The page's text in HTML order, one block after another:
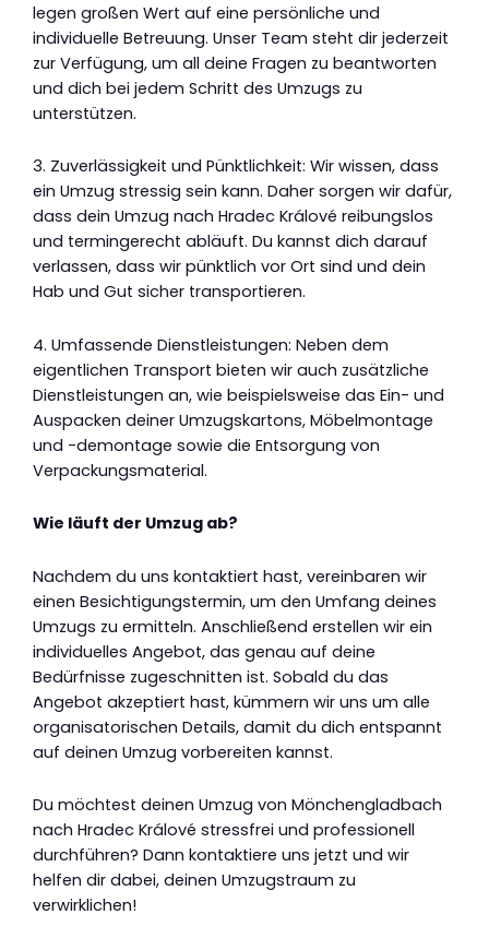
legen großen Wert auf eine persönliche und
individuelle Betreuung. Unser Team steht dir jederzeit
zur Verfügung, um all deine Fragen zu beantworten
und dich bei jedem Schritt des Umzugs zu
unterstützen.
3. Zuverlässigkeit und Pünktlichkeit: Wir wissen, dass
ein Umzug stressig sein kann. Daher sorgen wir dafür,
dass dein Umzug nach Hradec Králové reibungslos
und termingerecht abläuft. Du kannst dich darauf
verlassen, dass wir pünktlich vor Ort sind und dein
Hab und Gut sicher transportieren.
4. Umfassende Dienstleistungen: Neben dem
eigentlichen Transport bieten wir auch zusätzliche
Dienstleistungen an, wie beispielsweise das Ein- und
Auspacken deiner Umzugskartons, Möbelmontage
und -demontage sowie die Entsorgung von
Verpackungsmaterial.
Wie läuft der Umzug ab?
Nachdem du uns kontaktiert hast, vereinbaren wir
einen Besichtigungstermin, um den Umfang deines
Umzugs zu ermitteln. Anschließend erstellen wir ein
individuelles Angebot, das genau auf deine
Bedürfnisse zugeschnitten ist. Sobald du das
Angebot akzeptiert hast, kümmern wir uns um alle
organisatorischen Details, damit du dich entspannt
auf deinen Umzug vorbereiten kannst.
Du möchtest deinen Umzug von Mönchengladbach
nach Hradec Králové stressfrei und professionell
durchführen? Dann kontaktiere uns jetzt und wir
helfen dir dabei, deinen Umzugstraum zu
verwirklichen!